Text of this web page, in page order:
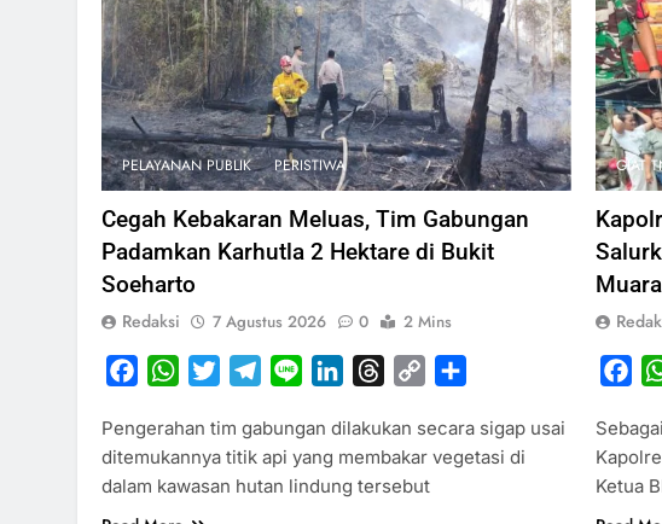
PELAYANAN PUBLIK PERISTIWA
Cegah Kebakaran Meluas, Tim Gabungan
Padamkan Karhutla 2 Hektare di Bukit
Soeharto
Redaksi 7 Agustus 2026 0 2 Mins
FacebookWhatsApp
TwitterTelegram
Line LinkedInThreads
Copy
Pengerahan tim gabungan dilakukan secara sigap usai
ditemukannya titik api yang membakar vegetasi di
dalam kawasan hutan lindung tersebut
GIAT
Ketua